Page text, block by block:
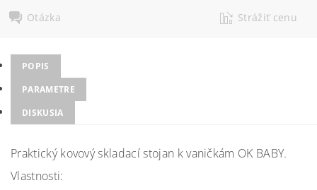
Otázka
Strážiť cenu
POPIS
PARAMETRE
DISKUSIA
Praktický kovový skladací stojan k vaničkám OK BABY.
Vlastnosti: